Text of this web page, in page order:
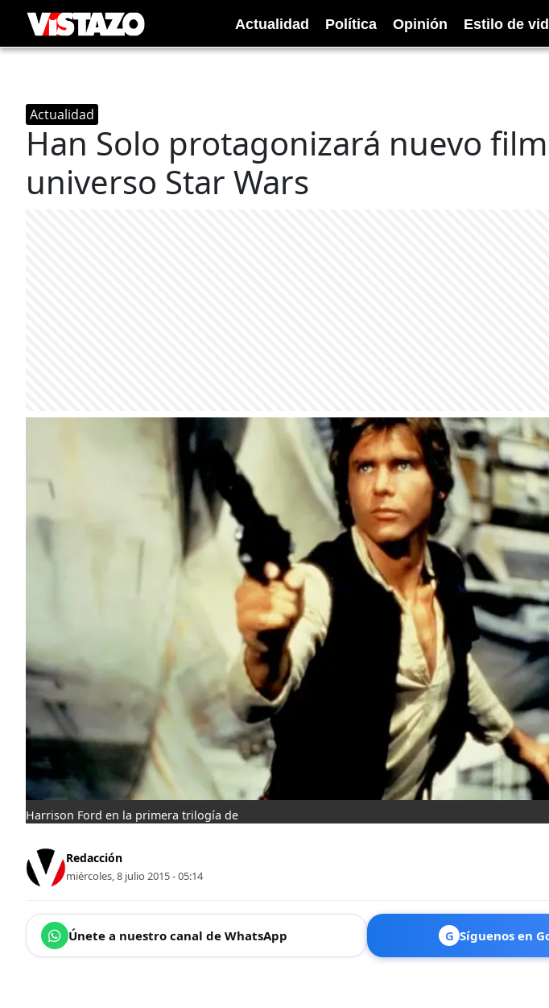
Actualidad Política Opinión Estilo de
Actualidad
Han Solo protagonizará nuevo
universo Star Wars
Harrison Ford en la primera trilogía de
Redacción
miércoles, 8 julio 2015 - 05:14
Únete a nuestro canal de WhatsApp G Síguenos en